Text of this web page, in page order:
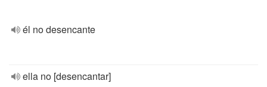
él no desencante
ella no [desencantar]